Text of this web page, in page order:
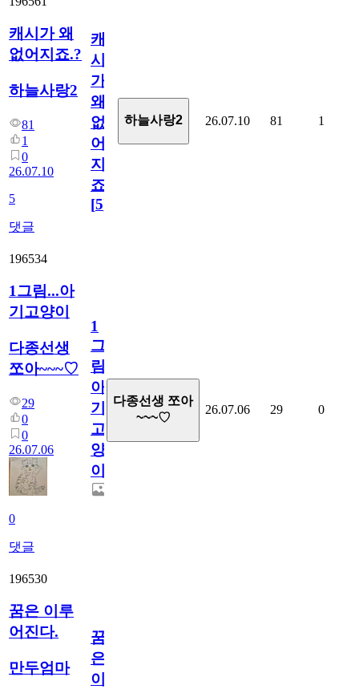
캐시가 왜
없어지죠.?
하늘사랑2
81
1
0
26.07.10
5
댓글
캐
시
가
왜
없
어
지
죠.?
[5]
하늘사랑2 26.07.10 81 1
196534
1그림...아
기고양이
다종선생
쪼아~~~♡
29
0
0
26.07.06
0
댓글
1
그
림...
아
기
고
양
이
다종선생 쪼아
~~~♡
26.07.06 29 0
196530
꿈은 이루
어진다.
만두엄마
꿈
은
이